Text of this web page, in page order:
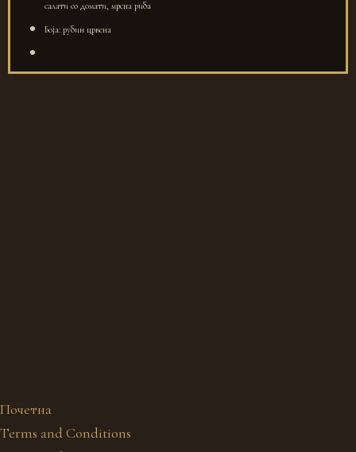
салати со домати, мрсна риба
Боја: рубин црвена
Почетна
Terms and Conditions